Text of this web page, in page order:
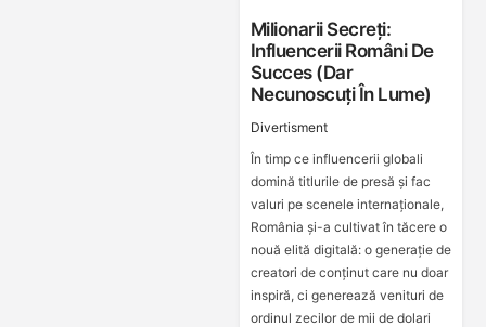
Milionarii Secreți:
Influencerii Români De
Succes (Dar
Necunoscuți În Lume)
Divertisment
În timp ce influencerii globali
domină titlurile de presă și fac
valuri pe scenele internaționale,
România și-a cultivat în tăcere o
nouă elită digitală: o generație de
creatori de conținut care nu doar
inspiră, ci generează venituri de
ordinul zecilor de mii de dolari